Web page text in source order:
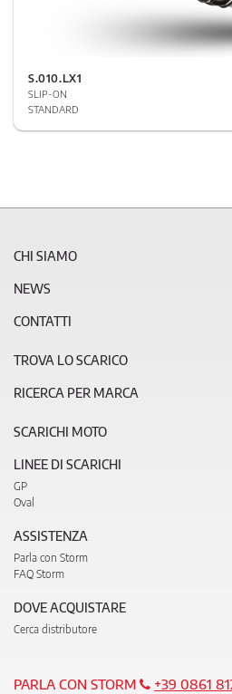
S.010.LX1
SLIP-ON
STANDARD
CHI SIAMO
NEWS
CONTATTI
TROVA LO SCARICO
RICERCA PER MARCA
SCARICHI MOTO
LINEE DI SCARICHI
GP
Oval
ASSISTENZA
Parla con Storm
FAQ Storm
DOVE ACQUISTARE
Cerca distributore
PARLA CON STORM +39 0861